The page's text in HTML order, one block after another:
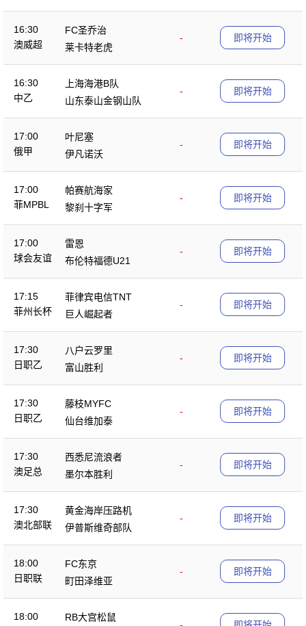
16:30
澳威超
FC圣乔治
-
莱卡特老虎
即将开始
16:30
中乙
上海海港B队
-
山东泰山金钢山队
即将开始
17:00
俄甲
叶尼塞
-
伊凡诺沃
即将开始
17:00
菲MPBL
帕赛航海家
-
黎刹十字军
即将开始
17:00
球会友谊
雷恩
-
布伦特福德U21
即将开始
17:15
菲州长杯
菲律宾电信TNT
-
巨人崛起者
即将开始
17:30
日职乙
八户云罗里
-
富山胜利
即将开始
17:30
日职乙
藤枝MYFC
-
仙台维加泰
即将开始
17:30
澳足总
西悉尼流浪者
-
墨尔本胜利
即将开始
17:30
澳北部联
黄金海岸压路机
-
伊普斯维奇部队
即将开始
18:00
日职联
FC东京
-
町田泽维亚
即将开始
18:00
RB大宫松鼠